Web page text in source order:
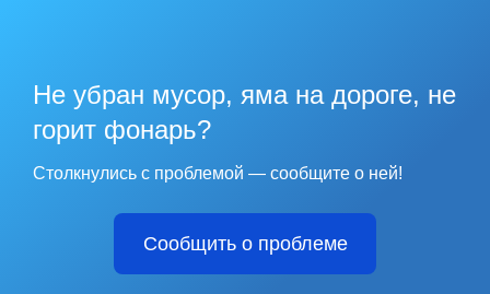
Не убран мусор, яма на дороге, не
горит фонарь?
Столкнулись с проблемой — сообщите о ней!
Сообщить о проблеме